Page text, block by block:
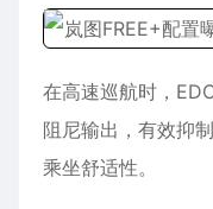
在高速巡航时，
阻尼输出，有效抑
乘坐舒适性。